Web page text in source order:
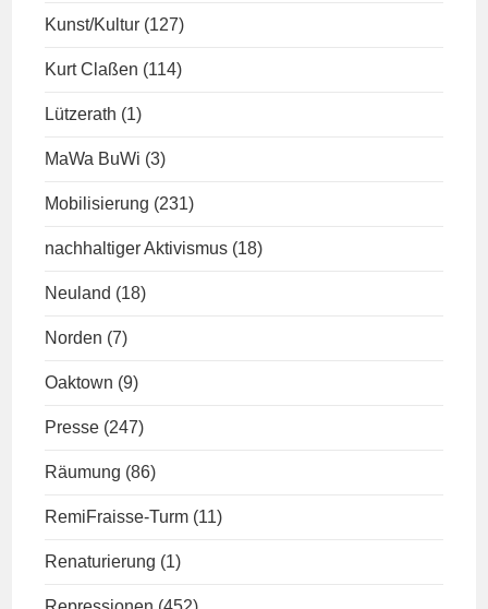
Kunst/Kultur (127)
Kurt Claßen (114)
Lützerath (1)
MaWa BuWi (3)
Mobilisierung (231)
nachhaltiger Aktivismus (18)
Neuland (18)
Norden (7)
Oaktown (9)
Presse (247)
Räumung (86)
RemiFraisse-Turm (11)
Renaturierung (1)